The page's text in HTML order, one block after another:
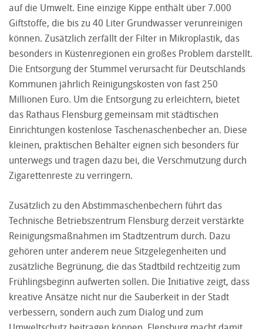
auf die Umwelt. Eine einzige Kippe enthält über 7.000
Giftstoffe, die bis zu 40 Liter Grundwasser verunreinigen
können. Zusätzlich zerfällt der Filter in Mikroplastik, das
besonders in Küstenregionen ein großes Problem darstellt.
Die Entsorgung der Stummel verursacht für Deutschlands
Kommunen jährlich Reinigungskosten von fast 250
Millionen Euro. Um die Entsorgung zu erleichtern, bietet
das Rathaus Flensburg gemeinsam mit städtischen
Einrichtungen kostenlose Taschenaschenbecher an. Diese
kleinen, praktischen Behälter eignen sich besonders für
unterwegs und tragen dazu bei, die Verschmutzung durch
Zigarettenreste zu verringern.
Zusätzlich zu den Abstimmaschenbechern führt das
Technische Betriebszentrum Flensburg derzeit verstärkte
Reinigungsmaßnahmen im Stadtzentrum durch. Dazu
gehören unter anderem neue Sitzgelegenheiten und
zusätzliche Begrünung, die das Stadtbild rechtzeitig zum
Frühlingsbeginn aufwerten sollen. Die Initiative zeigt, dass
kreative Ansätze nicht nur die Sauberkeit in der Stadt
verbessern, sondern auch zum Dialog und zum